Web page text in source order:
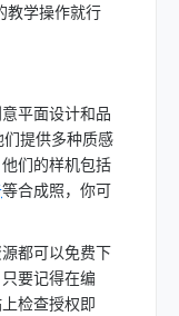
教学操作就行
平面设计和品
提供多种质感
们的样机包括
等合成照，你可
都可以免费下
要记得在编
检查授权即